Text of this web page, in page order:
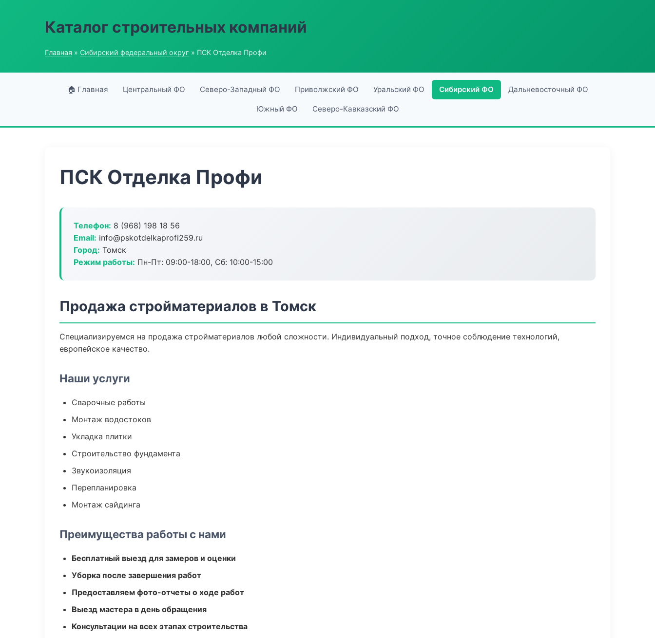
Каталог строительных компаний
Главная » Сибирский федеральный округ » ПСК Отделка Профи
🏠 Главная Центральный ФО Северо-Западный ФО Приволжский ФО Уральский ФО Сибирский ФО Дальневосточный ФО
Южный ФО Северо-Кавказский ФО
ПСК Отделка Профи
Телефон: 8 (968) 198 18 56
Email: info@pskotdelkaprofi259.ru
Город: Томск
Режим работы: Пн-Пт: 09:00-18:00, Сб: 10:00-15:00
Продажа стройматериалов в Томск
Специализируемся на продажа стройматериалов любой сложности. Индивидуальный подход, точное соблюдение технологий,
европейское качество.
Наши услуги
Сварочные работы
Монтаж водостоков
Укладка плитки
Строительство фундамента
Звукоизоляция
Перепланировка
Монтаж сайдинга
Преимущества работы с нами
Бесплатный выезд для замеров и оценки
Уборка после завершения работ
Предоставляем фото-отчеты о ходе работ
Выезд мастера в день обращения
Консультации на всех этапах строительства